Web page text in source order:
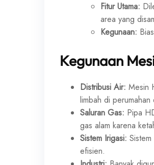
Fitur Utama:
area yang
Kegunaan:
Kegunaan
Distribusi Air: Mesin
limbah di perumahan
Saluran Gas: Pipa
gas alam karena
Sistem Irigasi:
efisien.